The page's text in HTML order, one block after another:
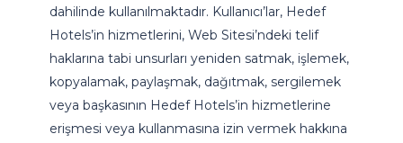
dahilinde kullanılmaktadır. Kullanıcı’lar, Hedef
Hotels’in hizmetlerini, Web Sitesi’ndeki telif
haklarına tabi unsurları yeniden satmak, işlemek,
kopyalamak, paylaşmak, dağıtmak, sergilemek
veya başkasının Hedef Hotels’in hizmetlerine
erişmesi veya kullanmasına izin vermek hakkına